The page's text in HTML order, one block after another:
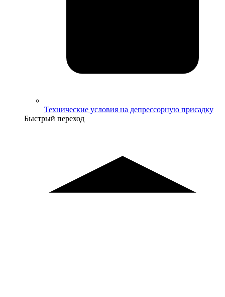
Технические условия на депрессорную присадку
Быстрый переход